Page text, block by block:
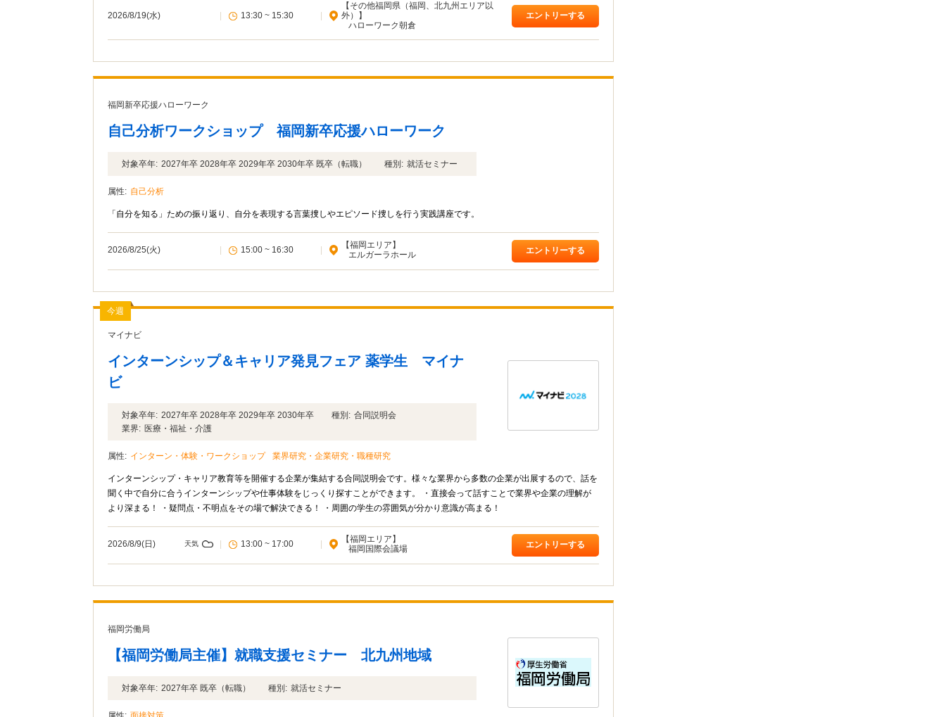
2026/8/19(水) 13:30 ~ 15:30
【その他福岡県（福岡、北九州エリア以
外）】
ハローワーク朝倉
エントリーする
福岡新卒応援ハローワーク
自己分析ワークショップ 福岡新卒応援ハローワーク
対象卒年: 2027年卒 2028年卒 2029年卒 2030年卒 既卒（転職） 種別: 就活セミナー
属性: 自己分析
「自分を知る」ための振り返り、自分を表現する言葉捜しやエピソード捜しを行う実践講座です。
2026/8/25(火) 15:00 ~ 16:30
【福岡エリア】
エルガーラホール
エントリーする
今週
マイナビ
インターンシップ＆キャリア発見フェア 薬学生 マイナ
ビ
対象卒年: 2027年卒 2028年卒 2029年卒 2030年卒 種別: 合同説明会
業界: 医療・福祉・介護
属性: インターン・体験・ワークショップ 業界研究・企業研究・職種研究
インターンシップ・キャリア教育等を開催する企業が集結する合同説明会です。様々な業界から多数の企業が出展するので、話を
聞く中で自分に合うインターンシップや仕事体験をじっくり探すことができます。 ・直接会って話すことで業界や企業の理解が
より深まる！ ・疑問点・不明点をその場で解決できる！ ・周囲の学生の雰囲気が分かり意識が高まる！
2026/8/9(日) 天気 13:00 ~ 17:00
【福岡エリア】
福岡国際会議場
エントリーする
福岡労働局
【福岡労働局主催】就職支援セミナー 北九州地域
対象卒年: 2027年卒 既卒（転職） 種別: 就活セミナー